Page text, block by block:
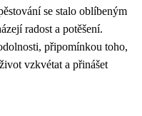
se stalo oblíbeným
radost a potěšení.
připomínkou toho,
vzkvétat a přinášet